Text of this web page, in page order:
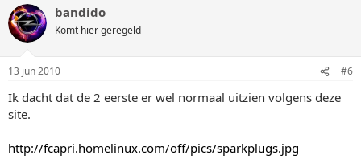
bandido
Komt hier geregeld
13 jun 2010 #6
Ik dacht dat de 2 eerste er wel normaal uitzien volgens deze
site.
http://fcapri.homelinux.com/off/pics/sparkplugs.jpg